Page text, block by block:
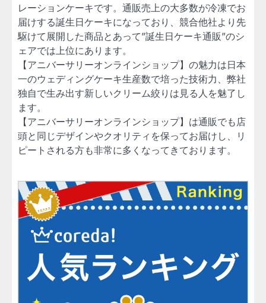
レーションケーキです。通販売上の大多数が冷凍でお
届けする誕生日ケーキになっており、競合他社より先
駆けて展開した商品とあって”誕生日ケーキ通販”のシ
ェアでは上位にあります。
【アニバーサリーオンラインショップ】の魅力は日本
一のウェディングケーキ生産数で培った技術力、弊社
独自で生み出す新しいクリーム絞りは見る人を魅了し
ます。
【アニバーサリーオンラインショップ】は通販でも店
頭と同じデザインやクオリティを保ってお届けし、リ
ピートされる方も非常に多くなってきております。